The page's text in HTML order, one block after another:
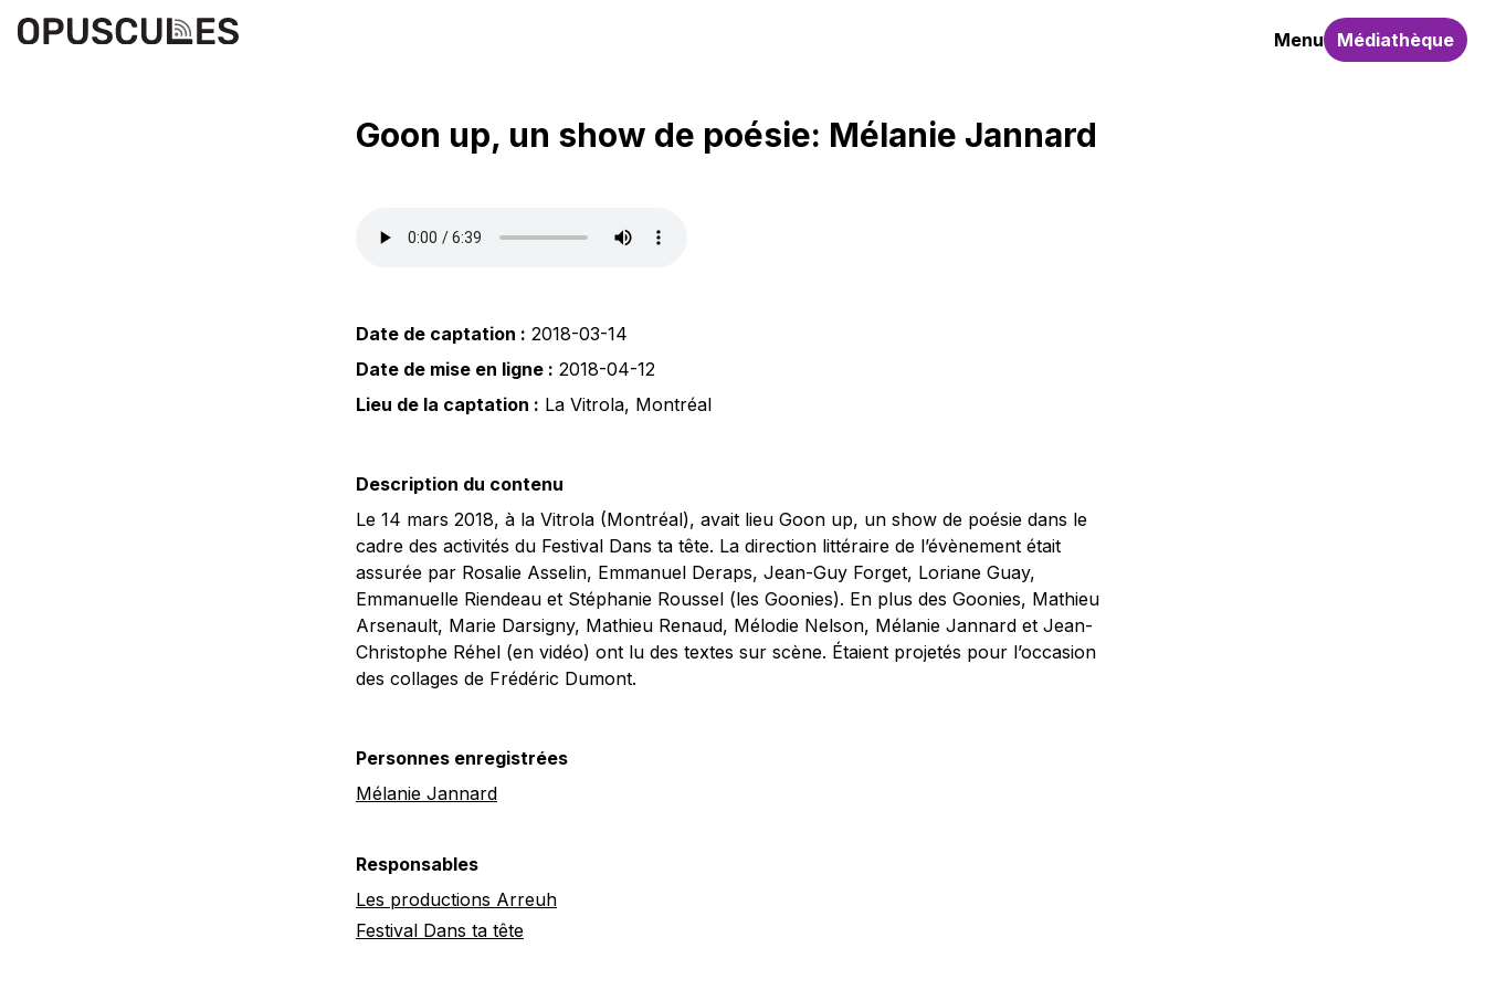
Menu Médiathèque
Goon up, un show de poésie: Mélanie Jannard
Date de captation : 2018-03-14
Date de mise en ligne : 2018-04-12
Lieu de la captation : La Vitrola, Montréal
Description du contenu
Le 14 mars 2018, à la Vitrola (Montréal), avait lieu Goon up, un show de poésie dans le
cadre des activités du Festival Dans ta tête. La direction littéraire de l’évènement était
assurée par Rosalie Asselin, Emmanuel Deraps, Jean-Guy Forget, Loriane Guay,
Emmanuelle Riendeau et Stéphanie Roussel (les Goonies). En plus des Goonies, Mathieu
Arsenault, Marie Darsigny, Mathieu Renaud, Mélodie Nelson, Mélanie Jannard et Jean-
Christophe Réhel (en vidéo) ont lu des textes sur scène. Étaient projetés pour l’occasion
des collages de Frédéric Dumont.
Personnes enregistrées
Mélanie Jannard
Responsables
Les productions Arreuh
Festival Dans ta tête